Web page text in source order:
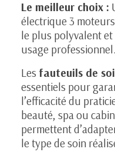
Le meilleur choix :
électrique 3
le plus polyvalent
usage professionnel.
Les fauteuils de
essentiels pour
l’efficacité du
beauté, spa ou
permettent
le type de soin